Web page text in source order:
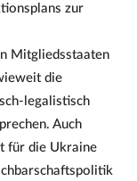
zur
Mitgliedsstaaten
die
legalistisch
Auch
für die Ukraine